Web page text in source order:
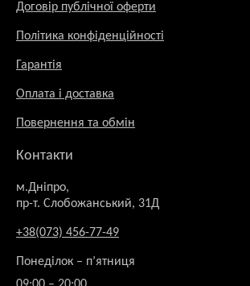
Договір публічної оферти
Політика конфіденційності
Гарантія
Оплата і доставка
Повернення та обмін
Контакти
м.Дніпро,
пр-т. Слобожанський, 31Д
+38(073) 456-77-49
Понеділок – п’ятниця